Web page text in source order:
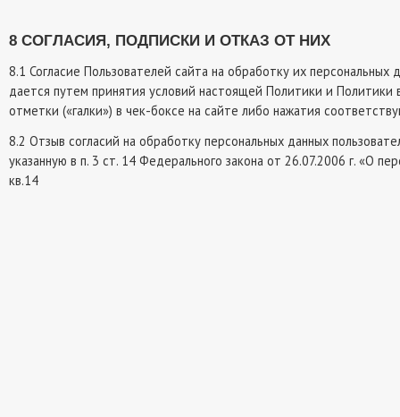
8 СОГЛАСИЯ, ПОДПИСКИ И ОТКАЗ ОТ НИХ
8.1 Согласие Пользователей сайта на обработку их
дается путем принятия условий настоящей Политики и
отметки («галки») в чек-боксе на сайте либо нажатия
8.2 Отзыв согласий на обработку персональных данных
указанную в п. 3 ст. 14 Федерального закона от 26.07.2006 г. «О
кв.14